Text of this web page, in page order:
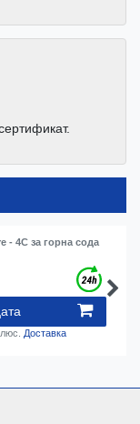
- 4C за горна сода
Доставка